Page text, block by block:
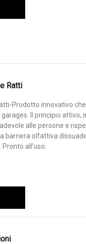
Ratti
Prodotto innovativo
Il principio attivo,
alle persone e
barriera olfattiva
all’uso.